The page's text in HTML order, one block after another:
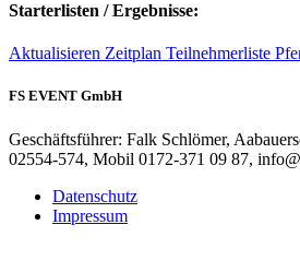
Starterlisten / Ergebnisse:
Aktualisieren Zeitplan Teilnehmerliste
FS EVENT GmbH
Geschäftsführer: Falk Schlömer,
02554-574, Mobil 0172-371 09 87,
Datenschutz
Impressum